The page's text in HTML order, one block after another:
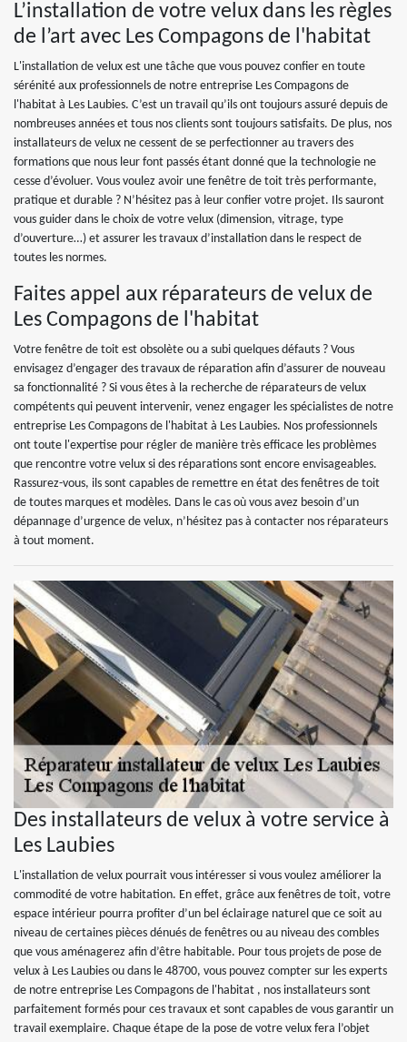
L’installation de votre velux dans les règles
de l’art avec Les Compagons de l'habitat
L'installation de velux est une tâche que vous pouvez confier en toute
sérénité aux professionnels de notre entreprise Les Compagons de
l'habitat à Les Laubies. C’est un travail qu’ils ont toujours assuré depuis de
nombreuses années et tous nos clients sont toujours satisfaits. De plus, nos
installateurs de velux ne cessent de se perfectionner au travers des
formations que nous leur font passés étant donné que la technologie ne
cesse d’évoluer. Vous voulez avoir une fenêtre de toit très performante,
pratique et durable ? N’hésitez pas à leur confier votre projet. Ils sauront
vous guider dans le choix de votre velux (dimension, vitrage, type
d’ouverture…) et assurer les travaux d’installation dans le respect de
toutes les normes.
Faites appel aux réparateurs de velux de
Les Compagons de l'habitat
Votre fenêtre de toit est obsolète ou a subi quelques défauts ? Vous
envisagez d’engager des travaux de réparation afin d’assurer de nouveau
sa fonctionnalité ? Si vous êtes à la recherche de réparateurs de velux
compétents qui peuvent intervenir, venez engager les spécialistes de notre
entreprise Les Compagons de l'habitat à Les Laubies. Nos professionnels
ont toute l'expertise pour régler de manière très efficace les problèmes
que rencontre votre velux si des réparations sont encore envisageables.
Rassurez-vous, ils sont capables de remettre en état des fenêtres de toit
de toutes marques et modèles. Dans le cas où vous avez besoin d’un
dépannage d’urgence de velux, n’hésitez pas à contacter nos réparateurs
à tout moment.
Des installateurs de velux à votre service à
Les Laubies
L'installation de velux pourrait vous intéresser si vous voulez améliorer la
commodité de votre habitation. En effet, grâce aux fenêtres de toit, votre
espace intérieur pourra profiter d’un bel éclairage naturel que ce soit au
niveau de certaines pièces dénués de fenêtres ou au niveau des combles
que vous aménagerez afin d’être habitable. Pour tous projets de pose de
velux à Les Laubies ou dans le 48700, vous pouvez compter sur les experts
de notre entreprise Les Compagons de l'habitat , nos installateurs sont
parfaitement formés pour ces travaux et sont capables de vous garantir un
travail exemplaire. Chaque étape de la pose de votre velux fera l’objet